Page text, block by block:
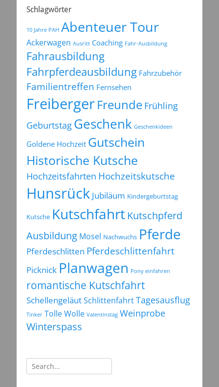
Schlagwörter
10 Jahre PAH Abenteuer Tour
Ackerwagen Ausritt Coaching Fahr-Ausbildung
Fahrausbildung
Fahrpferdeausbildung Fahrzubehör
Familientreffen Fernsehen
FreibergerFreunde Frühling
Geburtstag Geschenk Geschenkideen
Goldene Hochzeit Gutschein
Historische Kutsche
Hochzeitsfahrten Hochzeitskutsche
Hunsrück Jubiläum Kindergeburtstag
Kutsche Kutschfahrt Kutschpferd
Ausbildung Mosel Nachwuchs Pferde
Pferdeschlitten Pferdeschlittenfahrt
Picknick Planwagen Pony einfahren
romantische Kutschfahrt
SchellengeläutSchlittenfahrtTagesausflug
Tinker Tolle Wolle Valentinstag Weinprobe
Winterspass
Suchen
nach: